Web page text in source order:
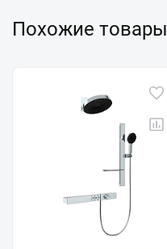
Похожие товары